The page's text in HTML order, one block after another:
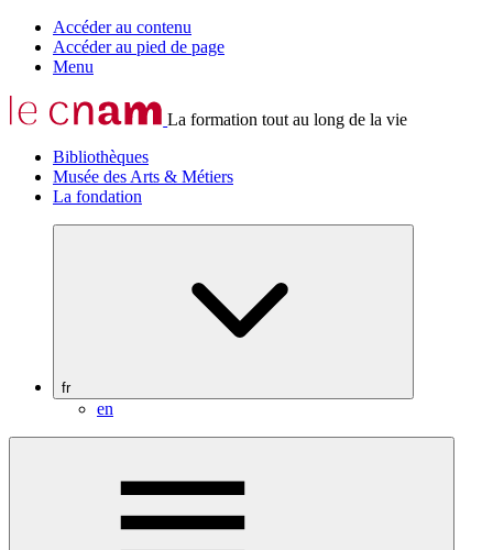
Accéder au contenu
Accéder au pied de page
Menu
La formation tout au long de la vie
Bibliothèques
Musée des Arts & Métiers
La fondation
fr
en